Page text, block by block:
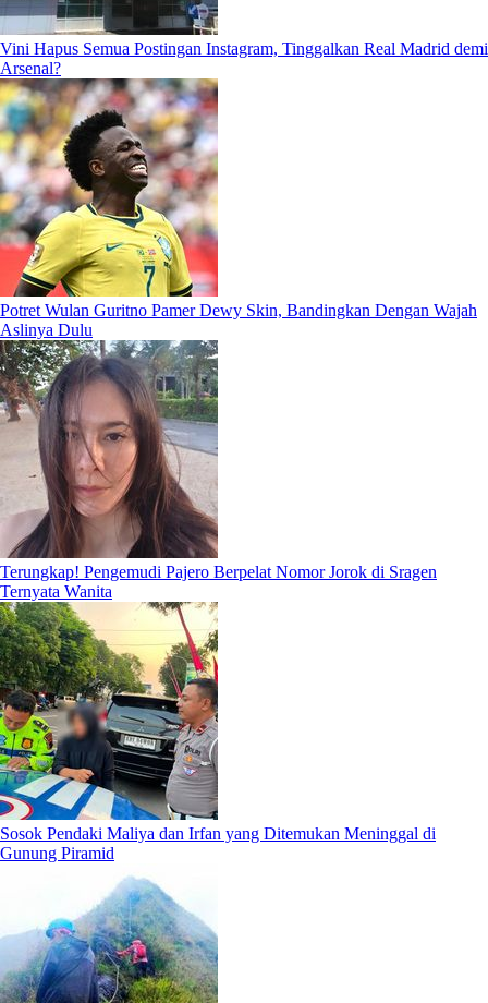
Vini Hapus Semua Postingan Instagram, Tinggalkan Real Madrid demi
Arsenal?
Potret Wulan Guritno Pamer Dewy Skin, Bandingkan Dengan Wajah
Aslinya Dulu
Terungkap! Pengemudi Pajero Berpelat Nomor Jorok di Sragen
Ternyata Wanita
Sosok Pendaki Maliya dan Irfan yang Ditemukan Meninggal di
Gunung Piramid